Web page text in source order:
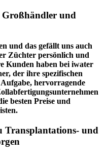
Großhändler und
und das gefällt uns auch
Züchter persönlich und
Kunden haben bei iwater
der ihre spezifischen
hervorragende
besten Preise und
Transplantations- und